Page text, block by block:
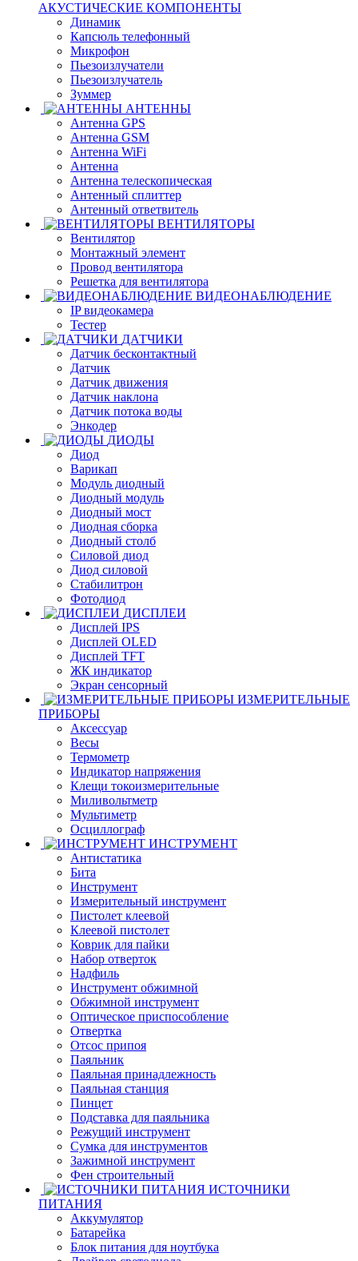
АКУСТИЧЕСКИЕ КОМПОНЕНТЫ
Динамик
Капсюль телефонный
Микрофон
Пьезоизлучатели
Пьезоизлучатель
Зуммер
АНТЕННЫ
Антенна GPS
Антенна GSM
Антенна WiFi
Антенна
Антенна телескопическая
Антенный сплиттер
Антенный ответвитель
ВЕНТИЛЯТОРЫ
Вентилятор
Монтажный элемент
Провод вентилятора
Решетка для вентилятора
ВИДЕОНАБЛЮДЕНИЕ
IP видеокамера
Тестер
ДАТЧИКИ
Датчик бесконтактный
Датчик
Датчик движения
Датчик наклона
Датчик потока воды
Энкодер
ДИОДЫ
Диод
Варикап
Модуль диодный
Диодный модуль
Диодный мост
Диодная сборка
Диодный столб
Силовой диод
Диод силовой
Стабилитрон
Фотодиод
ДИСПЛЕИ
Дисплей IPS
Дисплей OLED
Дисплей TFT
ЖК индикатор
Экран сенсорный
ИЗМЕРИТЕЛЬНЫЕ
ПРИБОРЫ
Аксессуар
Весы
Термометр
Индикатор напряжения
Клещи токоизмерительные
Миливольтметр
Мультиметр
Осциллограф
ИНСТРУМЕНТ
Антистатика
Бита
Инструмент
Измерительный инструмент
Пистолет клеевой
Клеевой пистолет
Коврик для пайки
Набор отверток
Надфиль
Инструмент обжимной
Обжимной инструмент
Оптическое приспособление
Отвертка
Отсос припоя
Паяльник
Паяльная принадлежность
Паяльная станция
Пинцет
Подставка для паяльника
Режущий инструмент
Сумка для инструментов
Зажимной инструмент
Фен строительный
ИСТОЧНИКИ
ПИТАНИЯ
Аккумулятор
Батарейка
Блок питания для ноутбука